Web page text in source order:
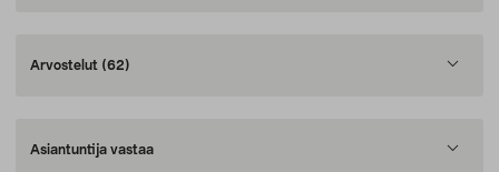
Arvostelut (62)
Asiantuntija vastaa